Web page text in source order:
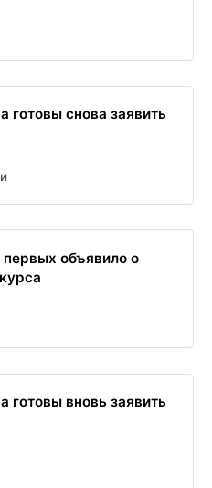
готовы снова заявить
объявило о
готовы вновь заявить